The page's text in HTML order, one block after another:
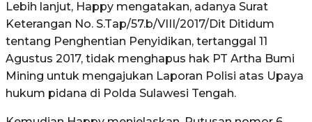
Lebih lanjut, Happy mengatakan, adanya Surat
Keterangan No. S.Tap/57.b/VIII/2017/Dit Ditidum
tentang Penghentian Penyidikan, tertanggal 11
Agustus 2017, tidak menghapus hak PT Artha Bumi
Mining untuk mengajukan Laporan Polisi atas Upaya
hukum pidana di Polda Sulawesi Tengah.